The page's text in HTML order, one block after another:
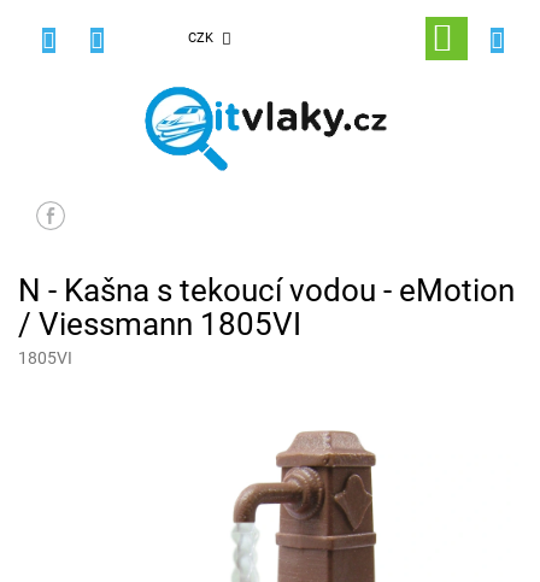
CZK
NÁKUPNÍ
KOŠÍK
N - Kašna s tekoucí vodou - eMotion
/ Viessmann 1805VI
1805VI